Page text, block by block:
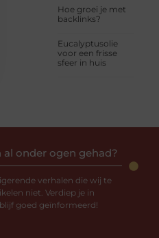
Hoe groei je met
backlinks?
Eucalyptusolie
voor een frisse
sfeer in huis
al onder ogen gehad?
verhalen die wij te
niet. Verdiep je in
goed geïnformeerd!